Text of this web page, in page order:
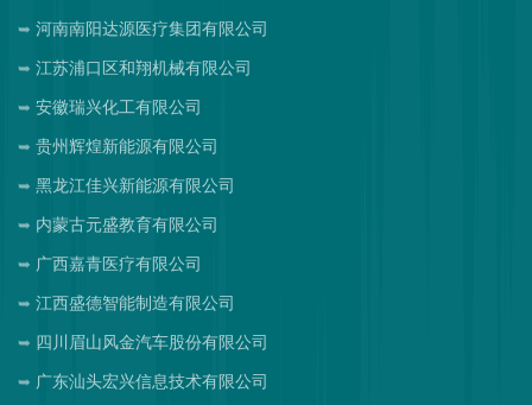
河南南阳达源医疗集团有限公司
江苏浦口区和翔机械有限公司
安徽瑞兴化工有限公司
贵州辉煌新能源有限公司
黑龙江佳兴新能源有限公司
内蒙古元盛教育有限公司
广西嘉青医疗有限公司
江西盛德智能制造有限公司
四川眉山风金汽车股份有限公司
广东汕头宏兴信息技术有限公司